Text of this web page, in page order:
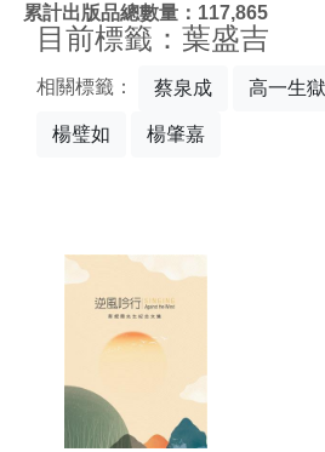
累計出版品總數量：117,865
目前標籤：葉盛吉
相關標籤： 蔡泉成 高一生
楊璧如 楊肇嘉